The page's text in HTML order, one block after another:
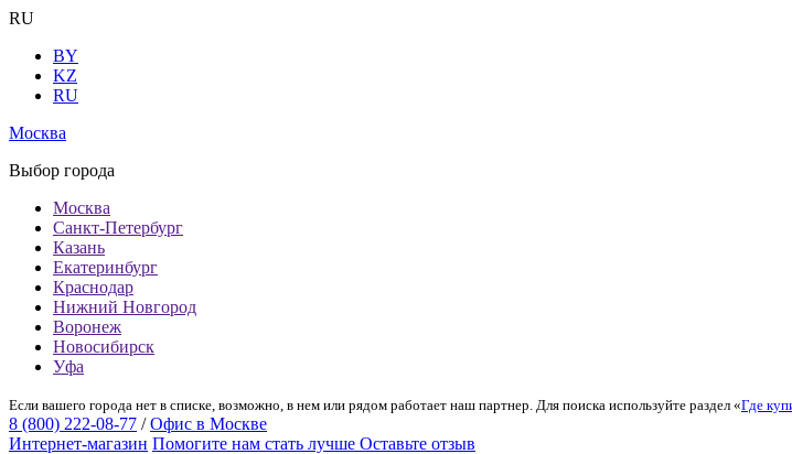
RU
BY
KZ
RU
Москва
Выбор города
Москва
Санкт-Петербург
Казань
Екатеринбург
Краснодар
Нижний Новгород
Воронеж
Новосибирск
Уфа
Если вашего города нет в списке, возможно, в нем или рядом работает наш партнер. Для поиска используйте раздел «Где
8 (800) 222-08-77 / Офис в Москве
Интернет-магазин Помогите нам стать лучше Оставьте отзыв